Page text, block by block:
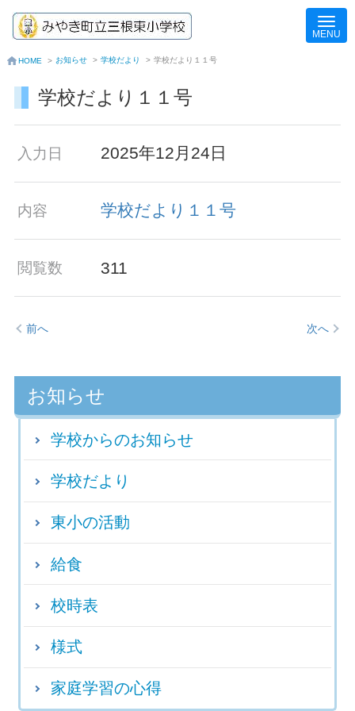
HOME > お知らせ > 学校だより > 学校だより１１号
学校だより１１号
入力日 2025年12月24日
内容 学校だより１１号
閲覧数 311
前へ 次へ
お知らせ
学校からのお知らせ
学校だより
東小の活動
給食
校時表
様式
家庭学習の心得